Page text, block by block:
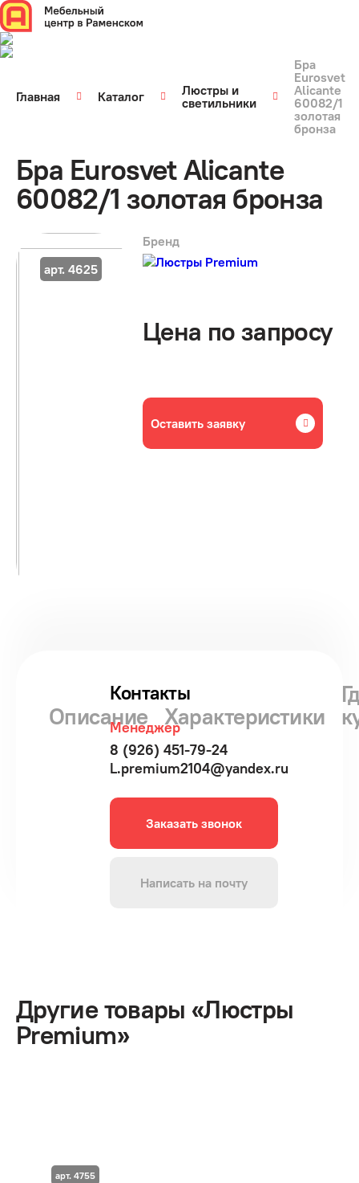
Главная Каталог
Люстры и
светильники
Бра
Eurosvet
Alicante
60082/1
золотая
бронза
Бра Eurosvet Alicante
60082/1 золотая бронза
арт. 4625
Бренд
Цена по запросу
Оставить заявку
Описание Характеристики
Контакты
Менеджер
8 (926) 451-79-24
L.premium2104@yandex.ru
Заказать звонок
Написать на почту
Другие товары «Люстры
Premium»
арт. 4755